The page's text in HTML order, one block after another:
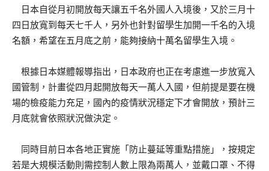
日本自從月初開放每天讓五千名外國人入境後，又於三月十
四日放寬到每天七千人，另外也針對留學生加開一千名的入境
名額，希望在五月底之前，能夠接納十萬名留學生入境。
根據日本媒體報導指出，日本政府也正在考慮進一步放寬入
國管制，計畫從四月起開放每天一萬人入國，但前提是要在機
場的檢疫能力充足，國內的疫情狀況穩定下才會開放，預計三
月底就會依照狀況做決定。
同時目前日本各地正實施「防止蔓延等重點措施」，按規定
若是大規模活動則需控制人數上限為兩萬人，並戴口罩、不得